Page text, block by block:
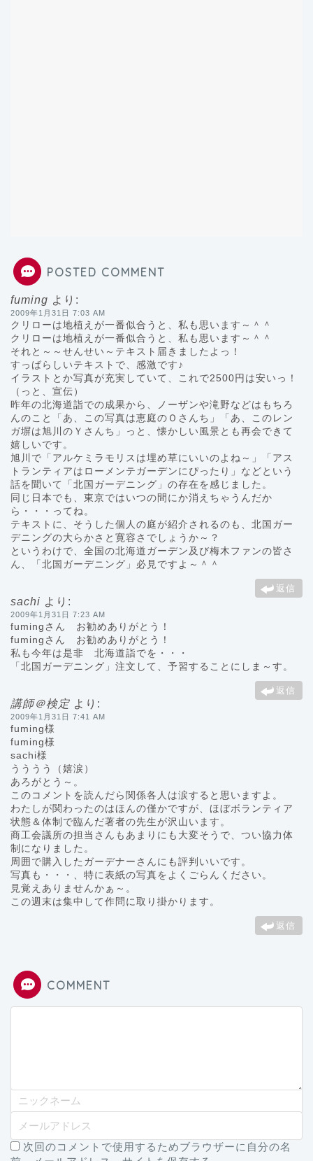
POSTED COMMENT
fuming より:
2009年1月31日 7:03 AM
クリローは地植えが一番似合うと、私も思います～＾＾
クリローは地植えが一番似合うと、私も思います～＾＾
それと～～せんせい～テキスト届きましたよっ！
すっばらしいテキストで、感激です♪
イラストとか写真が充実していて、これで2500円は安いっ！
（っと、宣伝）
昨年の北海道詣での成果から、ノーザンや滝野などはもちろ
んのこと「あ、この写真は恵庭のＯさんち」「あ、このレン
ガ塀は旭川のＹさんち」っと、懐かしい風景とも再会できて
嬉しいです。
旭川で「アルケミラモリスは埋め草にいいのよね～」「アス
トランティアはローメンテガーデンにぴったり」などという
話を聞いて「北国ガーデニング」の存在を感じました。
同じ日本でも、東京ではいつの間にか消えちゃうんだか
ら・・・ってね。
テキストに、そうした個人の庭が紹介されるのも、北国ガー
デニングの大らかさと寛容さでしょうか～？
というわけで、全国の北海道ガーデン及び梅木ファンの皆さ
ん、「北国ガーデニング」必見ですよ～＾＾
返信
sachi より:
2009年1月31日 7:23 AM
fumingさん お勧めありがとう！
fumingさん お勧めありがとう！
私も今年は是非 北海道詣でを・・・
「北国ガーデニング」注文して、予習することにしま～す。
返信
講師＠検定 より:
2009年1月31日 7:41 AM
fuming様
fuming様
sachi様
うううう（嬉涙）
あろがとう～。
このコメントを読んだら関係各人は涙すると思いますよ。
わたしが関わったのはほんの僅かですが、ほぼボランティア
状態＆体制で臨んだ著者の先生が沢山います。
商工会議所の担当さんもあまりにも大変そうで、つい協力体
制になりました。
周囲で購入したガーデナーさんにも評判いいです。
写真も・・・、特に表紙の写真をよくごらんください。
見覚えありませんかぁ～。
この週末は集中して作問に取り掛かります。
返信
COMMENT
次回のコメントで使用するためブラウザーに自分の名